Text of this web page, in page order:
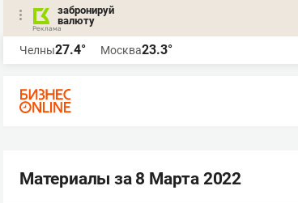
забронируй
валюту
Челны27.4° Москва23.3°
Материалы за 8 Марта 2022